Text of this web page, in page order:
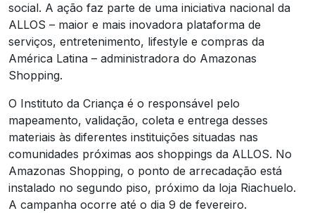
social. A ação faz parte de uma iniciativa nacional da
ALLOS – maior e mais inovadora plataforma de
serviços, entretenimento, lifestyle e compras da
América Latina – administradora do Amazonas
Shopping.
O Instituto da Criança é o responsável pelo
mapeamento, validação, coleta e entrega desses
materiais às diferentes instituições situadas nas
comunidades próximas aos shoppings da ALLOS. No
Amazonas Shopping, o ponto de arrecadação está
instalado no segundo piso, próximo da loja Riachuelo.
A campanha ocorre até o dia 9 de fevereiro.